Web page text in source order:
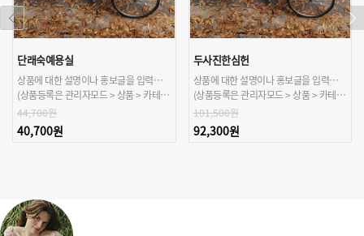
단래숙예용실
상품에 대한 설명이나 홍보글을 입력해주세요.
(상품등록은 관리자모드 > 상품 > 카테고리/상품관리 > 상품등록 가능)
44,700원
40,700원
두사진한심헌
상품에 대한 설명이나 홍보글을 입력해주세요.
(상품등록은 관리자모드 > 상품 > 카테고리/상품관리 > 상품등록 가능)
101,500원
92,300원